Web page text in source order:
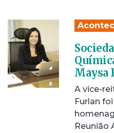
Maysa
A vice-
Furlan
Reunião